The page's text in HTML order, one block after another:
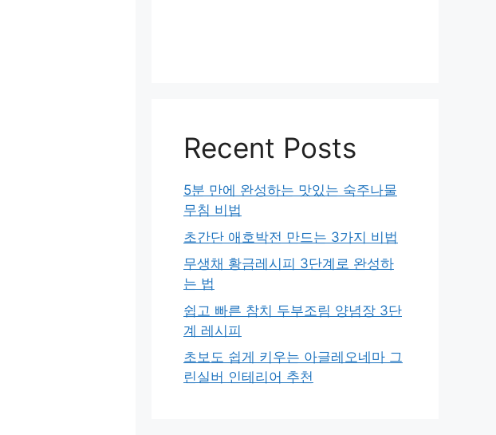
Recent Posts
5분 만에 완성하는 맛있는 숙주나물
무침 비법
초간단 애호박전 만드는 3가지 비법
무생채 황금레시피 3단계로 완성하
는 법
쉽고 빠른 참치 두부조림 양념장 3단
계 레시피
초보도 쉽게 키우는 아글레오네마 그
린실버 인테리어 추천